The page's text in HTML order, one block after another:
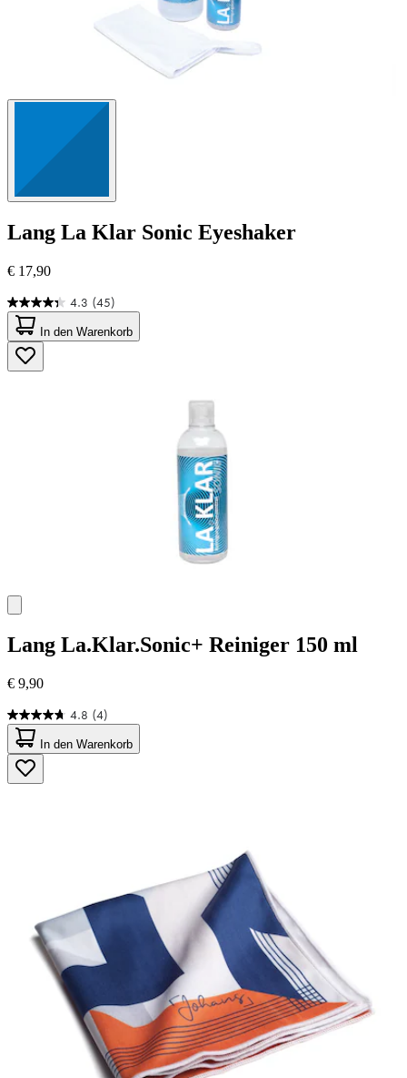
Lang La Klar Sonic Eyeshaker
€ 17,90
4.3 (45)
4.3
von
5
Sternen.
45
In den Warenkorb
Lang La.Klar.Sonic+ Reiniger 150 ml
€ 9,90
4.8 (4)
4.8
von
5
Sternen.
4
In den Warenkorb